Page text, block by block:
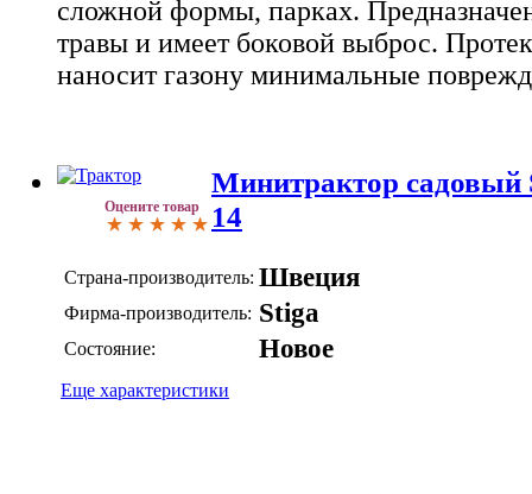
сложной формы, парках.
травы и имеет боковой выброс.
наносит газону минимальные
Оцените товар
Минитрактор садовый
14
Страна-производитель: Швеция
Фирма-производитель: Stiga
Состояние: Новое
Еще характеристики